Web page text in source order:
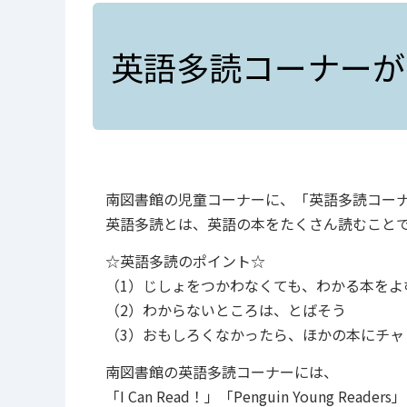
英語多読コーナー
南図書館の児童コーナーに、「英語多読コー
英語多読とは、英語の本をたくさん読むこと
☆英語多読のポイント☆
（1）じしょをつかわなくても、わかる本を
（2）わからないところは、とばそう
（3）おもしろくなかったら、ほかの本にチ
南図書館の英語多読コーナーには、
「I Can Read！」「Penguin Young Readers